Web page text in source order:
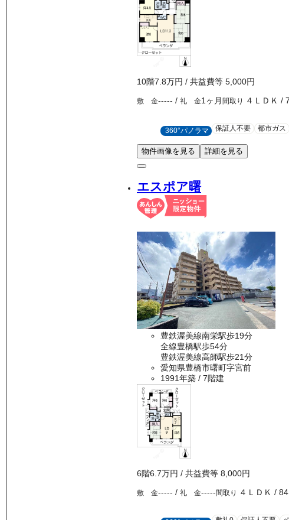
10階7.8万円 / 共益費等 5,000円
敷 金----- / 礼 金1ヶ月 間取り ４ＬＤＫ /
360°パノラマ 保証人不要 都市ガス
物件画像を見る 詳細を見る
エスポア曙
豊鉄渥美線南栄駅歩19分
全線豊橋駅歩54分
豊鉄渥美線高師駅歩21分
愛知県豊橋市曙町字宮前
1991年築 / 7階建
6階6.7万円 / 共益費等 8,000円
敷 金----- / 礼 金-----間取り ４ＬＤＫ /